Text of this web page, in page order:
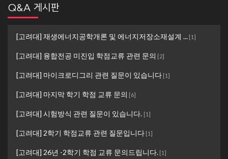
Q&A 게시판
[고려대] 재생에너지공학개론 및 에너지저장소재설계 ... [1]
[고려대] 융합전공 미진입 학점교류 관련 문의 [2]
[고려대] 마이크로디그리 관련 질문이 있습니다 [1]
[고려대] 마지막 학기 학점 교류 문의 [6]
[고려대] 시험방식 관련 질문이 있습니다. [1]
[고려대] 2학기 학점교류 관련 질문입니다 [1]
[고려대] 26년 -2학기 학점 교류 문의드립니다. [1]